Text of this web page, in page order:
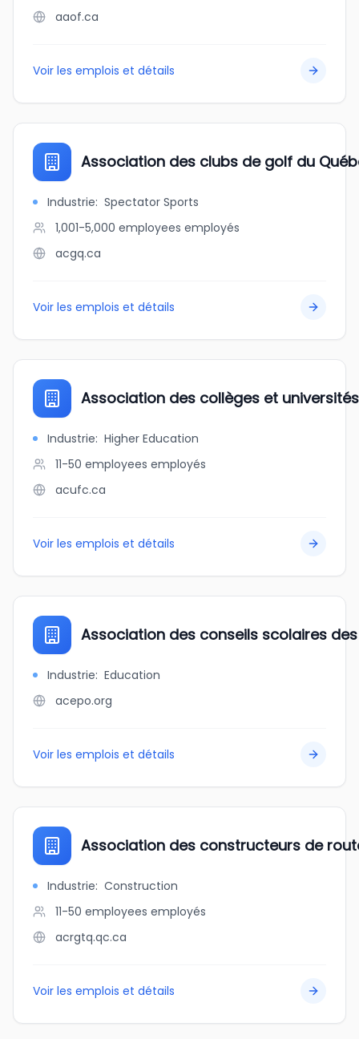
aaof.ca
Voir les emplois et détails
Association des clubs de golf du
Industrie: Spectator Sports
1,001-5,000 employees employés
acgq.ca
Voir les emplois et détails
Association des collèges et
Industrie: Higher Education
11-50 employees employés
acufc.ca
Voir les emplois et détails
Association des conseils scolaires
Industrie: Education
acepo.org
Voir les emplois et détails
Association des constructeurs de
Industrie: Construction
11-50 employees employés
acrgtq.qc.ca
Voir les emplois et détails